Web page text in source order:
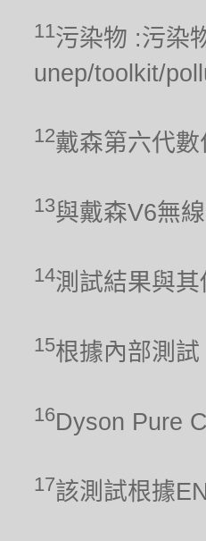
11污染物 :污染
unep/toolkit/
12戴森第六代數
13與戴森V6無
14測試結果與
15根據內部測
16Dyson Pure
17該測試根據